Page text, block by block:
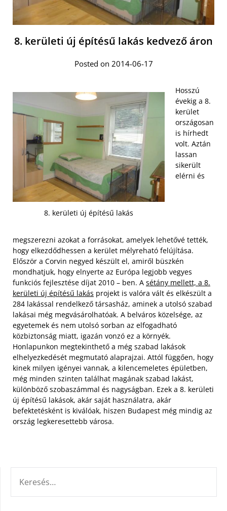
8. kerületi új építésű lakás kedvező áron
Posted on 2014-06-17
8. kerületi új építésű lakás
Hosszú
évekig a 8.
kerület
országosan
is hírhedt
volt. Aztán
lassan
sikerült
elérni és
megszerezni azokat a forrásokat, amelyek lehetővé tették,
hogy elkezdődhessen a kerület mélyreható felújítása.
Először a Corvin negyed készült el, amiről büszkén
mondhatjuk, hogy elnyerte az Európa legjobb vegyes
funkciós fejlesztése díjat 2010 – ben. A sétány mellett, a 8.
kerületi új építésű lakás projekt is valóra vált és elkészült a
284 lakással rendelkező társasház, aminek a utolsó szabad
lakásai még megvásárolhatóak. A belváros közelsége, az
egyetemek és nem utolsó sorban az elfogadható
közbiztonság miatt, igazán vonzó ez a környék.
Honlapunkon megtekinthető a még szabad lakások
elhelyezkedését megmutató alaprajzai. Attól függően, hogy
kinek milyen igényei vannak, a kilencemeletes épületben,
még minden szinten találhat magának szabad lakást,
különböző szobaszámmal és nagyságban. Ezek a 8. kerületi
új építésű lakások, akár saját használatra, akár
befektetésként is kiválóak, hiszen Budapest még mindig az
ország legkeresettebb városa.